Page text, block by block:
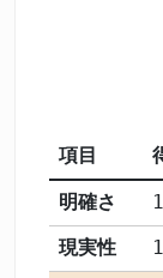
項目
明確さ
現実性